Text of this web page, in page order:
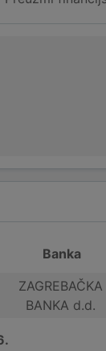
Banka
ZAGREBAČKA
BANKA d.d.